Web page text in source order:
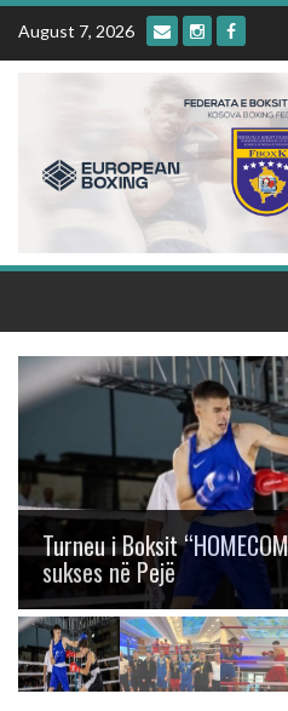
Skip
content
August 7, 2026
Turneu i Boksit
sukses në Pejë